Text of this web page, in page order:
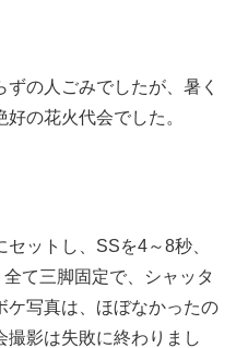
の人ごみでしたが、暑く
の花火代会でした。
ットし、SSを4～8秒、
て三脚固定で、シャッタ
ケ写真は、ほぼなかったの
撮影は失敗に終わりまし